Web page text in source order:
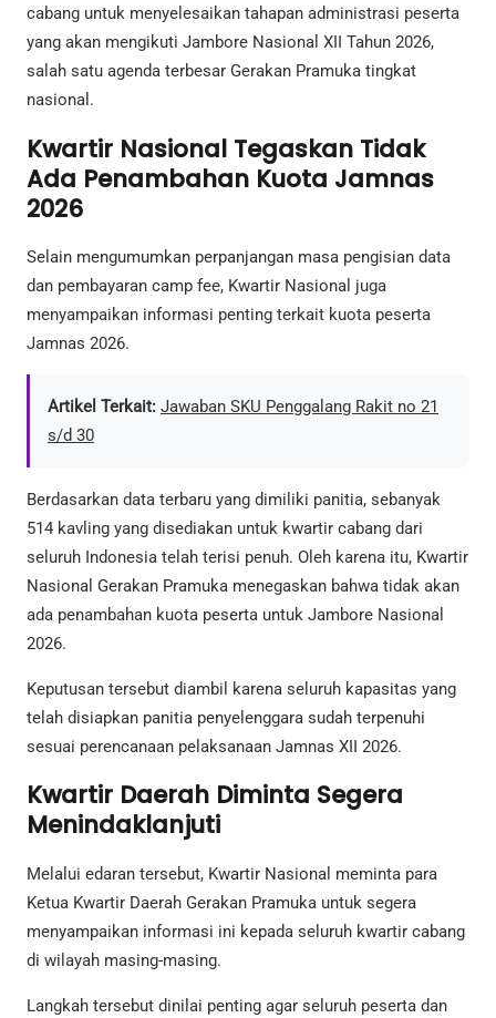
cabang untuk menyelesaikan tahapan administrasi peserta
yang akan mengikuti Jambore Nasional XII Tahun 2026,
salah satu agenda terbesar Gerakan Pramuka tingkat
nasional.
Kwartir Nasional Tegaskan Tidak
Ada Penambahan Kuota Jamnas
2026
Selain mengumumkan perpanjangan masa pengisian data
dan pembayaran camp fee, Kwartir Nasional juga
menyampaikan informasi penting terkait kuota peserta
Jamnas 2026.
Artikel Terkait: Jawaban SKU Penggalang Rakit no 21
s/d 30
Berdasarkan data terbaru yang dimiliki panitia, sebanyak
514 kavling yang disediakan untuk kwartir cabang dari
seluruh Indonesia telah terisi penuh. Oleh karena itu, Kwartir
Nasional Gerakan Pramuka menegaskan bahwa tidak akan
ada penambahan kuota peserta untuk Jambore Nasional
2026.
Keputusan tersebut diambil karena seluruh kapasitas yang
telah disiapkan panitia penyelenggara sudah terpenuhi
sesuai perencanaan pelaksanaan Jamnas XII 2026.
Kwartir Daerah Diminta Segera
Menindaklanjuti
Melalui edaran tersebut, Kwartir Nasional meminta para
Ketua Kwartir Daerah Gerakan Pramuka untuk segera
menyampaikan informasi ini kepada seluruh kwartir cabang
di wilayah masing-masing.
Langkah tersebut dinilai penting agar seluruh peserta dan